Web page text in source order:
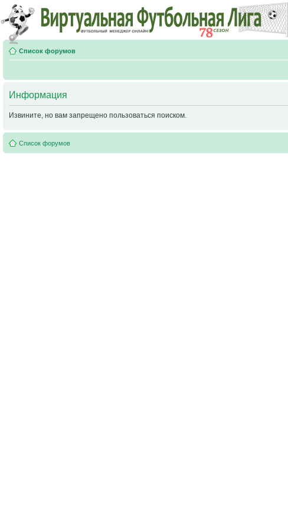
Список форумов
Информация
Извините, но вам запрещено пользоваться поиском.
Список форумов